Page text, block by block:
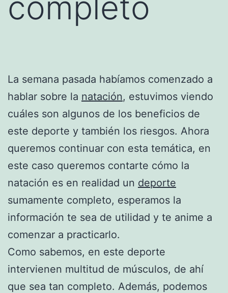
La semana pasada habíamos comenzado a
hablar sobre la natación, estuvimos viendo
cuáles son algunos de los beneficios de
este deporte y también los riesgos. Ahora
queremos continuar con esta temática, en
este caso queremos contarte cómo la
natación es en realidad un deporte
sumamente completo, esperamos la
información te sea de utilidad y te anime a
comenzar a practicarlo.
Como sabemos, en este deporte
intervienen multitud de músculos, de ahí
que sea tan completo. Además, podemos